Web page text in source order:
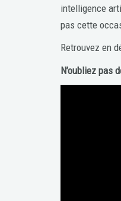
intelligence
pas cette
Retrouvez en
N’oubliez pas